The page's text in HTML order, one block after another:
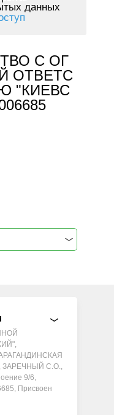
данных
С ОГ
ОТВЕТС
"КИЕВС
С.О.,
9/6,